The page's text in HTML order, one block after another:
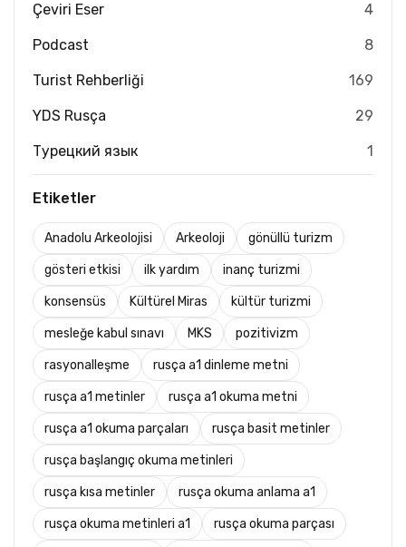
Çeviri Eser 4
Podcast 8
Turist Rehberliği 169
YDS Rusça 29
Турецкий язык 1
Etiketler
Anadolu Arkeolojisi Arkeoloji gönüllü turizm
gösteri etkisi ilk yardım inanç turizmi
konsensüs Kültürel Miras kültür turizmi
mesleğe kabul sınavı MKS pozitivizm
rasyonalleşme rusça a1 dinleme metni
rusça a1 metinler rusça a1 okuma metni
rusça a1 okuma parçaları rusça basit metinler
rusça başlangıç okuma metinleri
rusça kısa metinler rusça okuma anlama a1
rusça okuma metinleri a1 rusça okuma parçası